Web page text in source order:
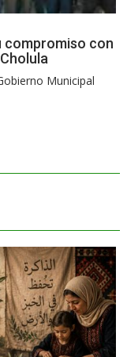
compromiso con
Municipal